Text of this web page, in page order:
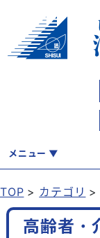
メニュー
くらし 健康・
TOP カテゴリ
高齢者・